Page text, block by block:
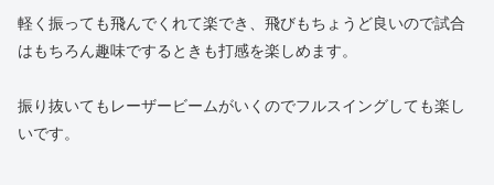
軽く振っても飛んでくれて楽でき、飛びもちょうど良いので試合
はもちろん趣味でするときも打感を楽しめます。
振り抜いてもレーザービームがいくのでフルスイングしても楽し
いです。